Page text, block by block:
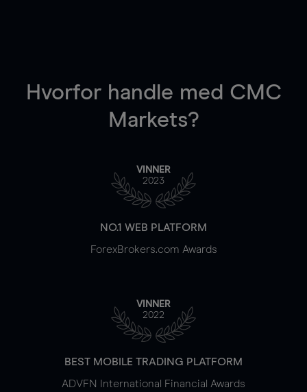
Hvorfor handle med CMC
Markets?
VINNER
2023
NO.1 WEB PLATFORM
ForexBrokers.com Awards
VINNER
2022
BEST MOBILE TRADING PLATFORM
ADVFN International Financial Awards